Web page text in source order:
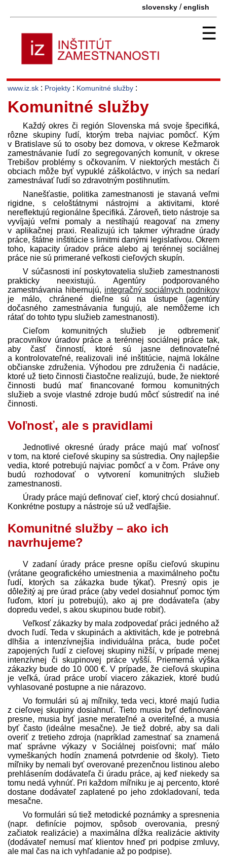
slovensky /english
☰
www.iz.sk : Projekty : Komunitné služby :
Komunitné služby
Každý okres či región Slovenska má svoje špecifiká,
rôzne skupiny ľudí, ktorým treba najviac pomôcť. Kým
v Bratislave sú to osoby bez domova, v okrese Kežmarok
zamestnávanie ľudí zo segregovaných komunít, v okrese
Trebišov problémy s očkovaním. V niektorých mestách či
obciach môže byť vypuklé záškoláctvo, v iných sa nedarí
zamestnávať ľudí so zdravotným postihnutím.
Nanešťastie, politika zamestnanosti je stavaná veľmi
rigidne, s celoštátnymi nástrojmi a aktivitami, ktoré
nereflektujú regionálne špecifiká. Zároveň, tieto nástroje sa
vyvíjajú veľmi pomaly a nestíhajú reagovať na zmeny
v aplikačnej praxi. Realizujú ich takmer výhradne úrady
práce, štátne inštitúcie s limitmi danými legislatívou. Okrem
toho, kapacity úradov práce alebo aj terénnej sociálnej
práce nie sú primerané veľkosti cieľových skupín.
V súčasnosti iní poskytovatelia služieb zamestnanosti
prakticky neexistujú. Agentúry podporovaného
zamestnávania hibernujú, integračný sociálnych podnikov
je málo, chránené dieľne sú na ústupe (agentúry
dočasného zamestnávania fungujú, ale nemôžeme ich
rátať do tohto typu služieb zamestnanosti).
Cieľom komunitných služieb je odbremeniť
pracovníkov úradov práce a terénnej sociálnej práce tak,
aby časť činností, ktoré sú jasne definovateľné
a kontrolovateľné, realizovali iné inštitúcie, najmä lokálne
občianske združenia. Výhodou pre združenia či nadácie,
ktoré už tieto činnosti čiastočne realizujú, bude, že niektoré
činnosti budú mať financované formou komunitných
služieb a svoje vlastné zdroje budú môcť sústrediť na iné
činnosti.
Voľnosť, ale s pravidlami
Jednotlivé okresné úrady práce majú mať voľnosť
v tom, na ktoré cieľové skupiny sa sústredia. Ony najlepšie
vedia, ktoré potrebujú najviac pomôcť a v čom. Práve ony
budú rozhodovať o vytvorení komunitných služieb
zamestnanosti.
Úrady práce majú definovať cieľ, ktorý chcú dosiahnuť.
Konkrétne postupy a nástroje sú už vedľajšie.
Komunitné služby – ako ich
navrhujeme?
V zadaní úrady práce presne opíšu cieľovú skupinu
(vrátane geografického umiestnenia a maximálneho počtu
ľudí, ktorých sa zákazka bude týkať). Presný opis je
dôležitý aj pre úrad práce (aby vedel dosiahnuť pomoc tým
ľuďom, ktorí ju potrebujú), ako aj pre dodávateľa (aby
dopredu vedel, s akou skupinou bude robiť).
Veľkosť zákazky by mala zodpovedať práci jedného až
dvoch ľudí. Teda v skupinách a aktivitách, kde je potrebná
dlhšia a intenzívnejšia individuálna práca, bude počet
zapojených ľudí z cieľovej skupiny nižší, v prípade menej
intenzívnej či skupinovej práce vyšší. Priemerná výška
zákazky bude do 10 000 €. V prípade, že cieľová skupina
je veľká, úrad práce urobí viacero zákaziek, ktoré budú
vyhlasované postupne a nie nárazovo.
Vo formulári sú aj míľniky, teda veci, ktoré majú ľudia
z cieľovej skupiny dosiahnuť. Tieto musia byť definované
presne, musia byť jasne merateľné a overiteľné, a musia
byť často (ideálne mesačne). Je tiež dobré, aby sa dali
overiť z tretieho zdroja (napríklad zamestnať sa znamená
mať správne výkazy v Sociálnej poisťovni; mať málo
vymeškaných hodín znamená potvrdenie od školy). Tieto
míľniky by nemali byť overované prezenčnou listinou alebo
prehlásením dodávateľa či úradu práce, aj keď niekedy sa
tomu nedá vyhnúť. Pri každom míľniku je aj percento, ktoré
dostane dodávateľ zaplatené po jeho zdokladovaní, teda
mesačne.
Vo formulári sú tiež metodické poznámky a spresnenia
(napr. definície pojmov, spôsob overovania, presný
začiatok realizácie) a maximálna dĺžka realizácie aktivity
(dodávateľ nemusí mať klientov hneď pri podpise zmluvy,
ale mal čas na ich vyhľadanie až po podpise).